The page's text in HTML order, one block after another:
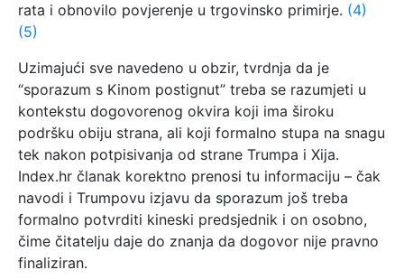
rata i obnovilo povjerenje u trgovinsko primirje. (4)
(5)
Uzimajući sve navedeno u obzir, tvrdnja da je
“sporazum s Kinom postignut” treba se razumjeti u
kontekstu dogovorenog okvira koji ima široku
podršku obiju strana, ali koji formalno stupa na snagu
tek nakon potpisivanja od strane Trumpa i Xija.
Index.hr članak korektno prenosi tu informaciju – čak
navodi i Trumpovu izjavu da sporazum još treba
formalno potvrditi kineski predsjednik i on osobno,
čime čitatelju daje do znanja da dogovor nije pravno
finaliziran.